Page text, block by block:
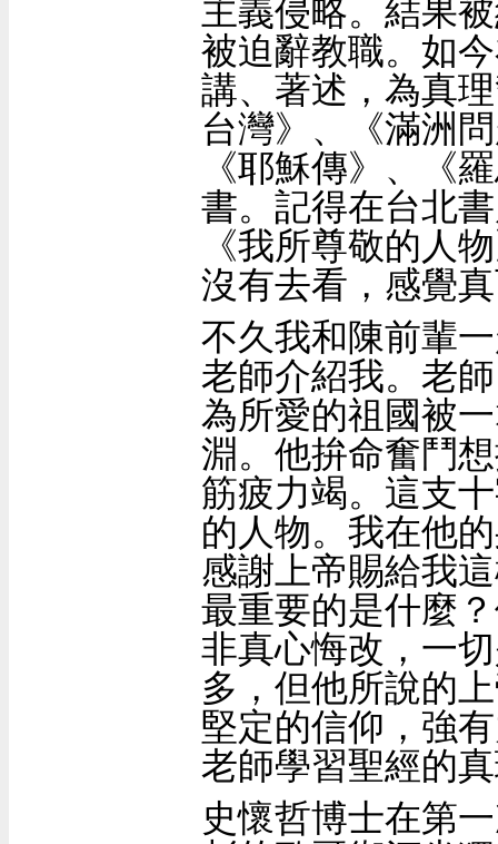
主義侵略。結果
被迫辭教職。如
講、著述，為真
台灣》、《滿洲
《耶穌傳》、《
書。記得在台北
《我所尊敬的人
沒有去看，感覺
不久我和陳前輩
老師介紹我。老
為所愛的祖國被
淵。他拚命奮鬥
筋疲力竭。這支
的人物。我在他
感謝上帝賜給我
最重要的是什麼
非真心悔改，一
多，但他所說的
堅定的信仰，強
老師學習聖經的
史懷哲博士在第